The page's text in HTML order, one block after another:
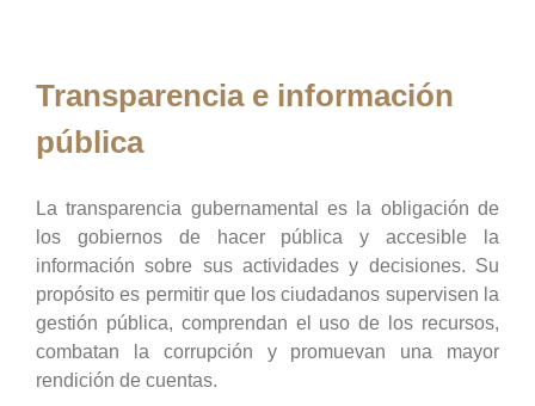
Transparencia e información
pública
La transparencia gubernamental es la obligación de
los gobiernos de hacer pública y accesible la
información sobre sus actividades y decisiones. Su
propósito es permitir que los ciudadanos supervisen la
gestión pública, comprendan el uso de los recursos,
combatan la corrupción y promuevan una mayor
rendición de cuentas.